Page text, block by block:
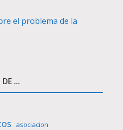
el problema de la
...
asociacion